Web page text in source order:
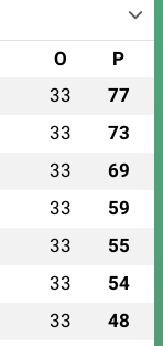
O P
33 77
33 73
33 69
33 59
33 55
33 54
33 48